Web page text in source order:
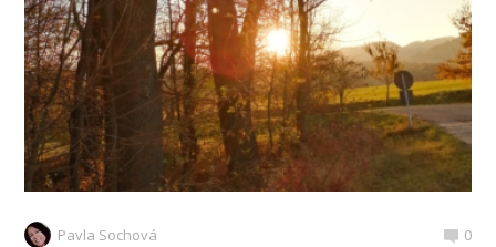
Pavla Sochová 0